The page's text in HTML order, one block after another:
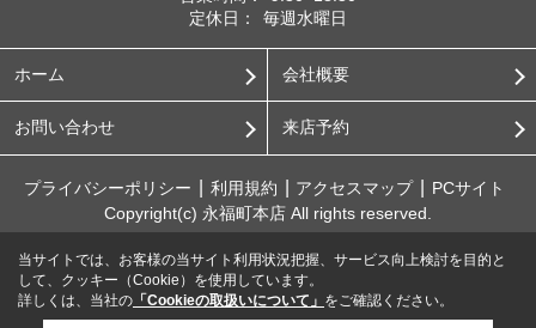
定休日：
毎週水曜日
ホーム 会社概要
お問い合わせ 来店予約
プライバシーポリシー 利用規約 アクセスマップ
PCサイト
Copyright(c) 永福町本店 All rights reserved.
当サイトでは、お客様の当サイト利用状況把握、サービス向上検討を目的と
して、クッキー（Cookie）を使用しています。
詳しくは、当社の 「Cookieの取扱いについて」 をご確認ください。